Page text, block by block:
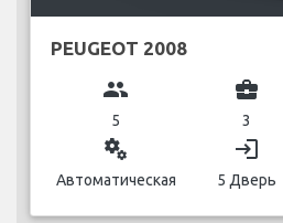
PEUGEOT 2008
group
5
business_center
3
miscellaneous_services
Автоматическая
login
5 Дверь